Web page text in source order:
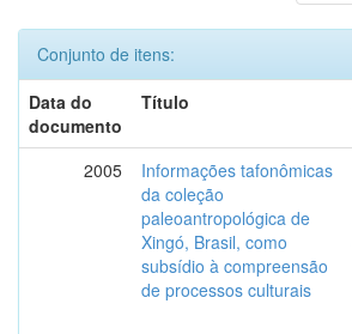
Conjunto de itens:
Data do
documento
Título
2005
Informações tafonômicas
da coleção
paleoantropológica de
Xingó, Brasil, como
subsídio à compreensão
de processos culturais